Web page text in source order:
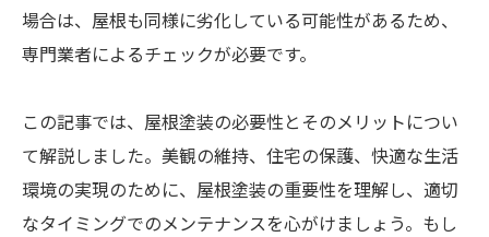
場合は、屋根も同様に劣化している可能性があるため、
専門業者によるチェックが必要です。
この記事では、屋根塗装の必要性とそのメリットについ
て解説しました。美観の維持、住宅の保護、快適な生活
環境の実現のために、屋根塗装の重要性を理解し、適切
なタイミングでのメンテナンスを心がけましょう。もし